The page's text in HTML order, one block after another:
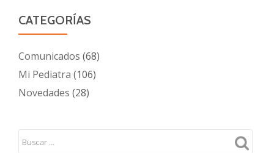
CATEGORÍAS
Comunicados (68)
Mi Pediatra (106)
Novedades (28)